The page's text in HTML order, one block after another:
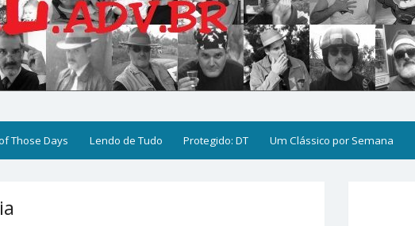
Those Days Lendo de Tudo Protegido: DT Um Clássico por Semana